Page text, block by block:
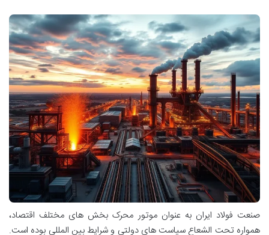
صنعت فولاد ایران به عنوان موتور محرک بخش های مختلف اقتصاد،
همواره تحت الشعاع سیاست های دولتی و شرایط بین المللی بوده است.